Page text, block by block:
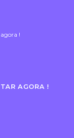
!
AGORA !